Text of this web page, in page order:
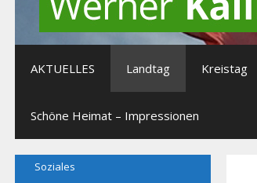
AKTUELLES Landtag Kreistag
Schöne Heimat – Impressionen
Soziales